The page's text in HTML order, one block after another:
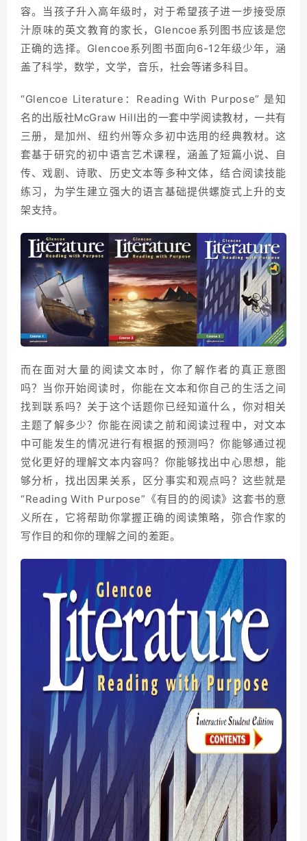
容。当孩子升入高年级时，对于希望孩子进一步接受原
汁原味的英文教育的家长，Glencoe系列图书应该是您
正确的选择。 Glencoe系列图书面向6-12年级少年，涵
盖了科学，数学，文学，音乐，社会等诸多科目。
“Glencoe Literature： Reading With Purpose” 是知
名的出版社McGraw Hill出的一套中学阅读教材，一共有
三册，是加州、纽约州等众多初中选用的经典教材。这
套基于研究的初中语言艺术课程，涵盖了短篇小说、自
传、戏剧、诗歌、历史文本等多种文体，结合阅读技能
练习，为学生建立强大的语言基础提供螺旋式上升的支
架支持。
而在面对大量的阅读文本时，你了解作者的真正意图
吗？当你开始阅读时，你能在文本和你自己的生活之间
找到联系吗？关于这个话题你已经知道什么，你对相关
主题了解多少？你能在阅读之前和阅读过程中，对文本
中可能发生的情况进行有根据的预测吗？你能够通过视
觉化更好的理解文本内容吗？你能够找出中心思想，能
够分析，找出因果关系，区分事实和观点吗？这些就是
“Reading With Purpose”《有目的的阅读》这套书的意
义所在，它将帮助你掌握正确的阅读策略，弥合作家的
写作目的和你的理解之间的差距。